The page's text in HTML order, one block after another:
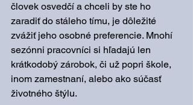
človek osvedčí a chceli by ste ho
zaradiť do stáleho tímu, je dôležité
zvážiť jeho osobné preferencie. Mnohí
sezónni pracovníci si hľadajú len
krátkodobý zárobok, či už popri škole,
inom zamestnaní, alebo ako súčasť
životného štýlu.